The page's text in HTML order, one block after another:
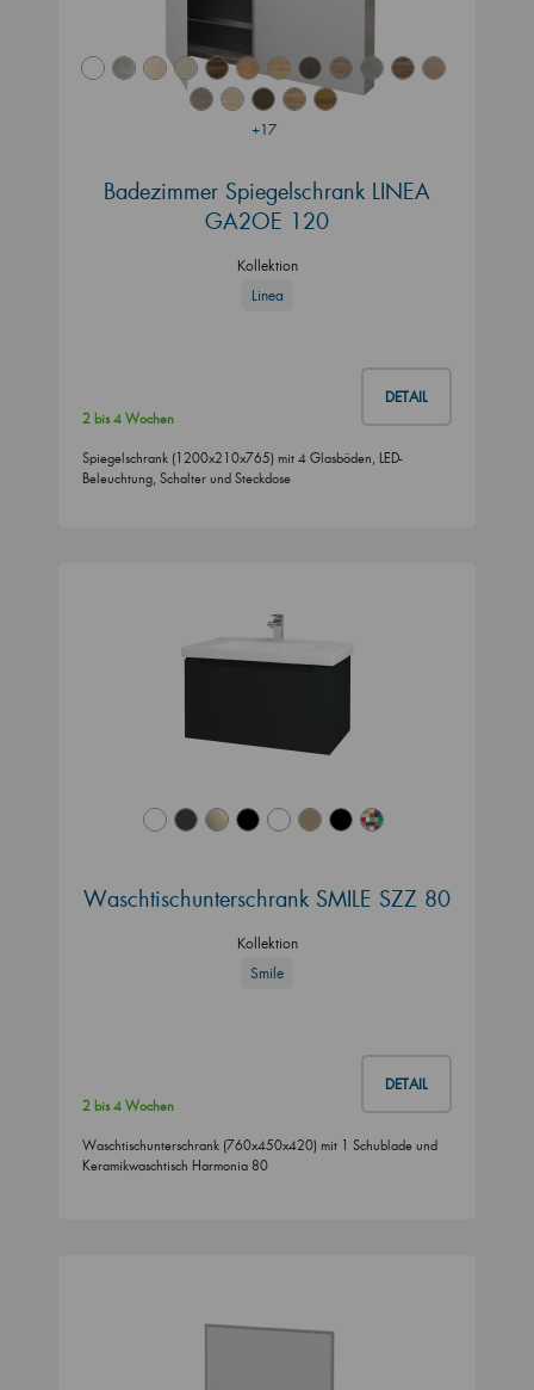
+17
Badezimmer Spiegelschrank LINEA
GA2OE 120
Kollektion
Linea
DETAIL
2 bis 4 Wochen
Spiegelschrank (1200x210x765) mit 4 Glasböden, LED-
Beleuchtung, Schalter und Steckdose
Waschtischunterschrank SMILE SZZ 80
Kollektion
Smile
DETAIL
2 bis 4 Wochen
Waschtischunterschrank (760x450x420) mit 1 Schublade und
Keramikwaschtisch Harmonia 80